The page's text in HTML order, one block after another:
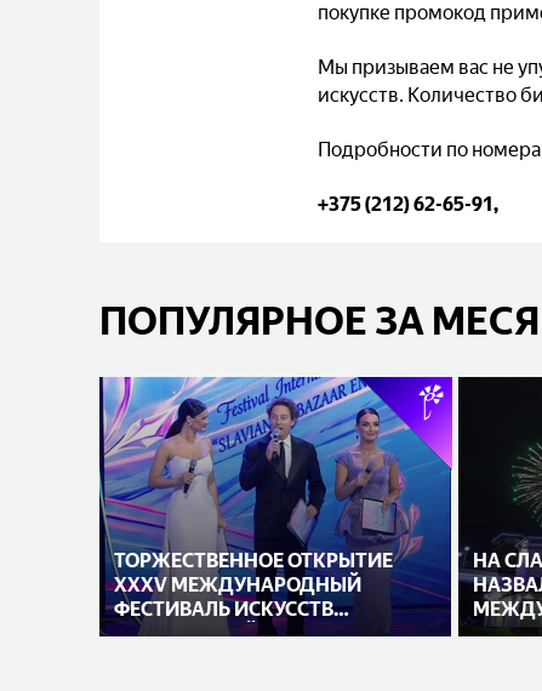
покупке промокод
Мы призываем вас не
искусств. Количество
Подробности по
+375 (212) 62-65-91,
ПОПУЛЯРНОЕ ЗА
ТОРЖЕСТВЕННОЕ ОТКРЫТИЕ
XXXV МЕЖДУНАРОДНЫЙ
ФЕСТИВАЛЬ ИСКУССТВ
«СЛАВЯНСКИЙ БАЗАР В
НА